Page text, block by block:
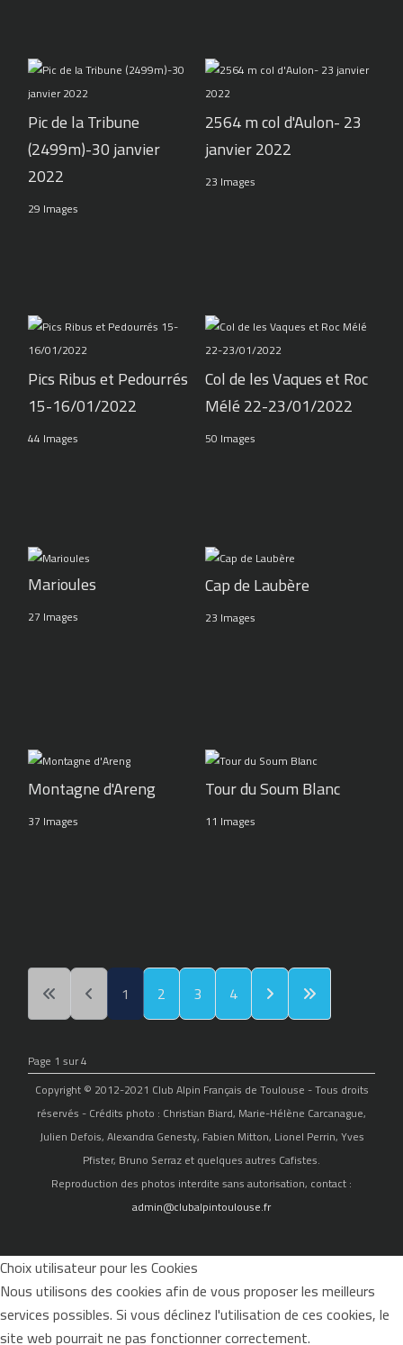
Pic de la Tribune
(2499m)-30 janvier
2022
29 Images
2564 m col d'Aulon- 23
janvier 2022
23 Images
Pics Ribus et Pedourrés
15-16/01/2022
44 Images
Col de les Vaques et Roc
Mélé 22-23/01/2022
50 Images
Marioules
27 Images
Cap de Laubère
23 Images
Montagne d'Areng
37 Images
Tour du Soum Blanc
11 Images
1 2 3 4
Page 1 sur 4
Copyright © 2012-2021 Club Alpin Français de Toulouse - Tous droits
réservés - Crédits photo : Christian Biard, Marie-Hélène Carcanague,
Julien Defois, Alexandra Genesty, Fabien Mitton, Lionel Perrin, Yves
Pfister, Bruno Serraz et quelques autres Cafistes.
Reproduction des photos interdite sans autorisation, contact :
admin@clubalpintoulouse.fr
Choix utilisateur pour les Cookies
Nous utilisons des cookies afin de vous proposer les meilleurs
services possibles. Si vous déclinez l'utilisation de ces cookies, le
site web pourrait ne pas fonctionner correctement.